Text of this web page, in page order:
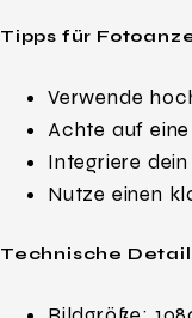
Tipps für
Verwende
Achte auf
Integriere
Nutze einen
Technische